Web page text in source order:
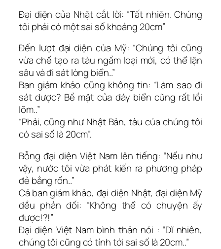
Ðại diện của Nhật cắt lời: “Tất nhiên. Chúng
tôi phải có một sai số khoảng 20cm”
Ðến lượt đại diện của Mỹ: “Chúng tôi cũng
vừa chế tạo ra tàu ngầm loại mới, có thể lặn
sâu và đi sát lòng biển..”
Ban giám khảo cũng không tin: “Làm sao đi
sát được? Bề mặt của đáy biển cũng rất lồi
lõm..”
“Phải, cũng như Nhật Bản, tàu của chúng tôi
có sai số là 20cm”.
Bỗng đại diện Việt Nam lên tiếng: “Nếu như
vậy, nước tôi vừa phát kiến ra phương pháp
đẻ bằng rốn..”
Cả ban giám khảo, đại diện Nhật, đại diện Mỹ
đều phản đối: “Không thể có chuyện ấy
được!?!”
Ðại diện Việt Nam bình thản nói : “Dĩ nhiên,
chúng tôi cũng có tính tới sai số là 20cm..”